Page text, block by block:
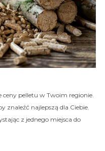
ceny pelletu w Twoim regionie.
znaleźć najlepszą dla Ciebie.
z jednego miejsca do